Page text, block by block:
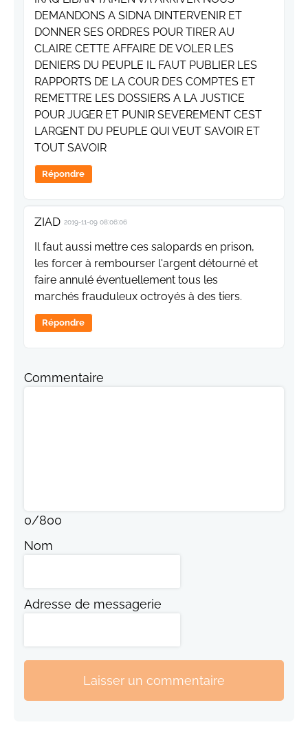
DEMANDONS A SIDNA DINTERVENIR ET
DONNER SES ORDRES POUR TIRER AU
CLAIRE CETTE AFFAIRE DE VOLER LES
DENIERS DU PEUPLE IL FAUT PUBLIER LES
RAPPORTS DE LA COUR DES COMPTES ET
REMETTRE LES DOSSIERS A LA JUSTICE
POUR JUGER ET PUNIR SEVEREMENT CEST
LARGENT DU PEUPLE QUI VEUT SAVOIR ET
TOUT SAVOIR
Répondre
ZIAD 2019-11-09 08:06:06
Il faut aussi mettre ces salopards en prison,
les forcer à rembourser l'argent détourné et
faire annulé éventuellement tous les
marchés frauduleux octroyés à des tiers.
Répondre
Commentaire
0/800
Nom
Adresse de messagerie
Laisser un commentaire